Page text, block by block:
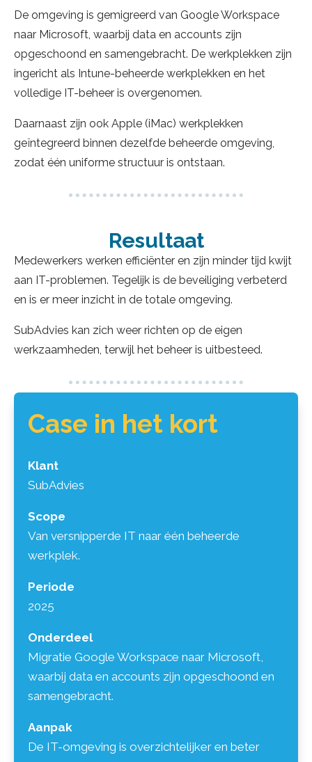
De omgeving is gemigreerd van Google Workspace
naar Microsoft, waarbij data en accounts zijn
opgeschoond en samengebracht. De werkplekken zijn
ingericht als Intune-beheerde werkplekken en het
volledige IT-beheer is overgenomen.
Daarnaast zijn ook Apple (iMac) werkplekken
geïntegreerd binnen dezelfde beheerde omgeving,
zodat één uniforme structuur is ontstaan.
Resultaat
Medewerkers werken efficiënter en zijn minder tijd kwijt
aan IT-problemen. Tegelijk is de beveiliging verbeterd
en is er meer inzicht in de totale omgeving.
SubAdvies kan zich weer richten op de eigen
werkzaamheden, terwijl het beheer is uitbesteed.
Beheer en samenwerking
dienstverlening, met korte lijnen en vaste
contactmomenten.
Case in het kort
Klant
SubAdvies
Scope
Van versnipperde IT naar één beheerde
werkplek.
Periode
2025
Onderdeel
Migratie Google Workspace naar Microsoft,
waarbij data en accounts zijn opgeschoond en
samengebracht.
Aanpak
De IT-omgeving is overzichtelijker en beter